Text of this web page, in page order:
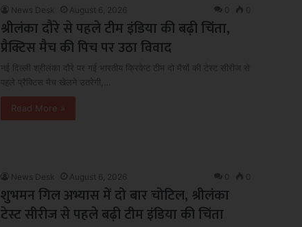
News Desk August 6, 2026 0 0
श्रीलंका दौरे से पहले टीम इंडिया की बढ़ी चिंता,
प्रैक्टिस मैच की पिच पर उठा विवाद
नई दिल्ली श्रीलंका दौरे पर गई भारतीय क्रिकेट टीम दो मैचों की टेस्ट सीरीज से
पहले प्रैक्टिस मैच खेलने उतरेगी,…
Read More »
News Desk August 6, 2026 0 0
शुभमन गिल अभ्यास में दो बार चोटिल, श्रीलंका
टेस्ट सीरीज से पहले बढ़ी टीम इंडिया की चिंता